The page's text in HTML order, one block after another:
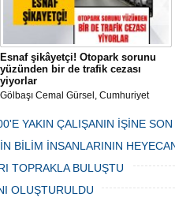
Esnaf şikâyetçi! Otopark sorunu
yüzünden bir de trafik cezası
yiyorlar
Gölbaşı Cemal Gürsel, Cumhuriyet
bulunan esnaf ve alışverişe gelen
vatandaşlar park cezaları yüzünden
canından bezdi.
YAKIN ÇALIŞANIN İŞİNE
BİLİM İNSANLARININ
TOPRAKLA BULUŞTU
OLUŞTURULDU